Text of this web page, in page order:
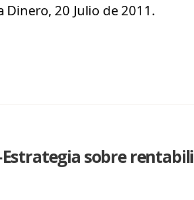
Dinero, 20 Julio de 2011.
sobre